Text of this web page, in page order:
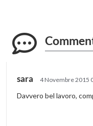
sara 4 Novembre 2015
Davvero bel lavoro,